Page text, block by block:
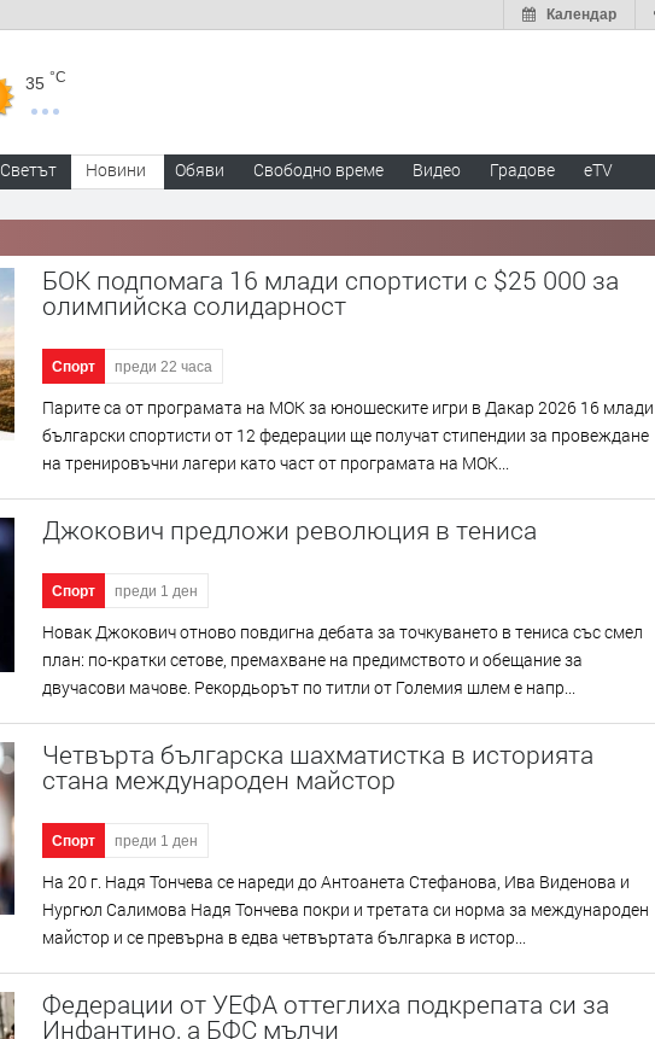
Календар
35 °C
Светът Новини Обяви Свободно време Видео Градове eTV
БОК подпомага 16 млади спортисти с $25 000 за
олимпийска солидарност
Спорт преди 22 часа
Парите са от програмата на МОК за юношеските игри в Дакар 2026 16 млади
български спортисти от 12 федерации ще получат стипендии за провеждане
на тренировъчни лагери като част от програмата на МОК...
Джокович предложи революция в тениса
Спорт преди 1 ден
Новак Джокович отново повдигна дебата за точкуването в тениса със смел
план: по-кратки сетове, премахване на предимството и обещание за
двучасови мачове. Рекордьорът по титли от Големия шлем е напр...
Четвърта българска шахматистка в историята
стана международен майстор
Спорт преди 1 ден
На 20 г. Надя Тончева се нареди до Антоанета Стефанова, Ива Виденова и
Нургюл Салимова Надя Тончева покри и третата си норма за международен
майстор и се превърна в едва четвъртата българка в истор...
Федерации от УЕФА оттеглиха подкрепата си за
Инфантино, а БФС мълчи